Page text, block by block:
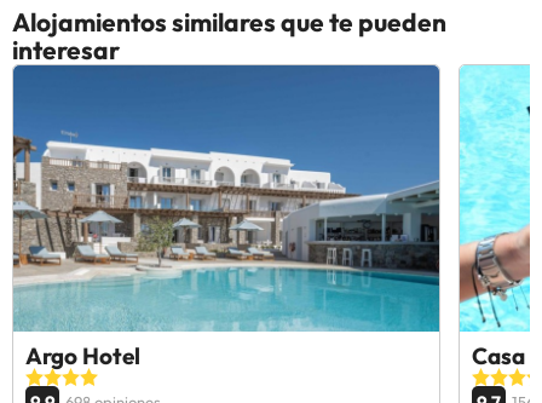
Alojamientos similares que te pueden
interesar
Argo Hotel Casa